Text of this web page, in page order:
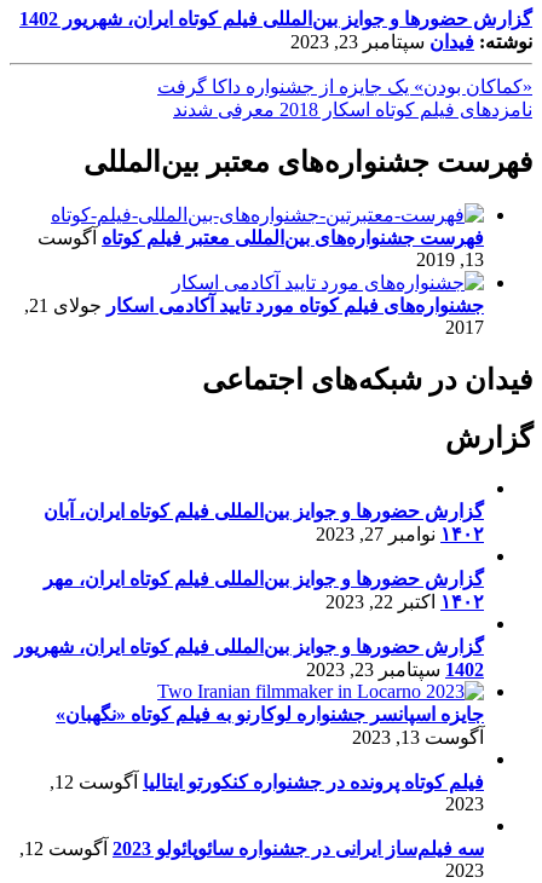
گزارش حضورها و جوایز بین‌المللی فیلم کوتاه ایران، شهریور 1402
نوشته: فیدان سپتامبر 23, 2023
«کماکان بودن» یک جایزه از جشنواره داکا گرفت
نامزدهای فیلم کوتاه اسکار 2018 معرفی شدند
فهرست جشنواره‌های معتبر بین‌المللی
فهرست جشنواره‌های بین‌المللی معتبر فیلم کوتاه آگوست
13, 2019
جشنواره‌های فیلم کوتاه مورد تایید آکادمی اسکار
جولای 21,
2017
فیدان در شبکه‌های اجتماعی
گزارش
گزارش حضورها و جوایز بین‌المللی فیلم کوتاه ایران، آبان
۱۴۰۲ نوامبر 27, 2023
گزارش حضورها و جوایز بین‌المللی فیلم کوتاه ایران، مهر
۱۴۰۲ اکتبر 22, 2023
گزارش حضورها و جوایز بین‌المللی فیلم کوتاه ایران، شهریور
1402 سپتامبر 23, 2023
جایزه اسپانسر جشنواره لوکارنو به فیلم کوتاه «نگهبان»
آگوست 13, 2023
فیلم کوتاه پرونده در جشنواره کنکورتو ایتالیا
آگوست 12,
2023
سه فیلم‌ساز ایرانی در جشنواره سائوپائولو 2023
آگوست 12,
2023